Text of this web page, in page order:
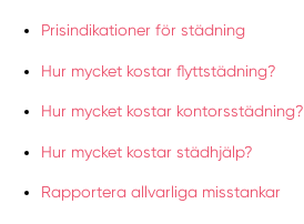
Prisindikationer för städning
Hur mycket kostar flyttstädning?
Hur mycket kostar kontorsstädning?
Hur mycket kostar städhjälp?
Rapportera allvarliga misstankar